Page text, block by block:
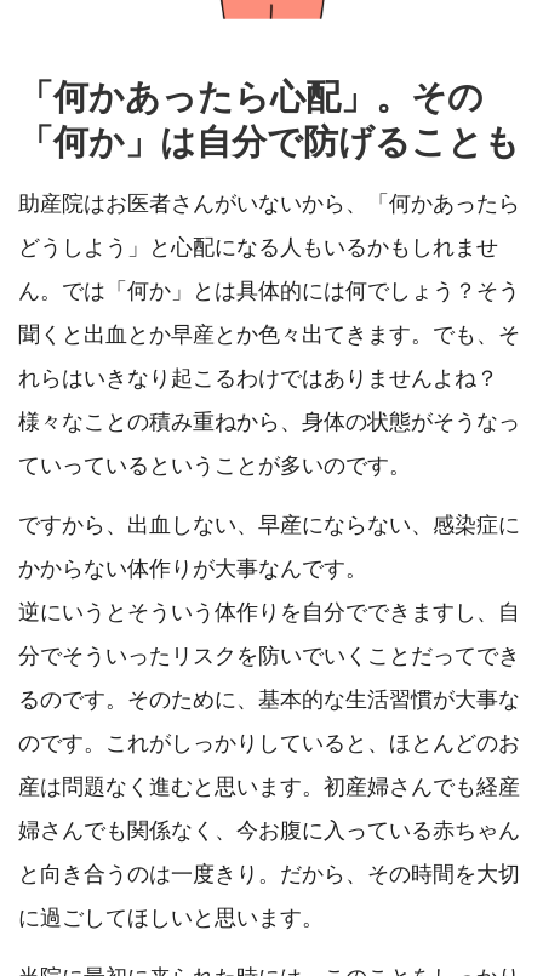
「何かあったら心配」。その
「何か」は自分で防げることも
助産院はお医者さんがいないから、「何かあったら
どうしよう」と心配になる人もいるかもしれませ
ん。では「何か」とは具体的には何でしょう？そう
聞くと出血とか早産とか色々出てきます。でも、そ
れらはいきなり起こるわけではありませんよね？
様々なことの積み重ねから、身体の状態がそうなっ
ていっているということが多いのです。
ですから、出血しない、早産にならない、感染症に
かからない体作りが大事なんです。
逆にいうとそういう体作りを自分でできますし、自
分でそういったリスクを防いでいくことだってでき
るのです。そのために、基本的な生活習慣が大事な
のです。これがしっかりしていると、ほとんどのお
産は問題なく進むと思います。初産婦さんでも経産
婦さんでも関係なく、今お腹に入っている赤ちゃん
と向き合うのは一度きり。だから、その時間を大切
に過ごしてほしいと思います。